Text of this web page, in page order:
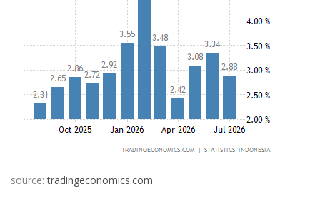
source:tradingeconomics.com